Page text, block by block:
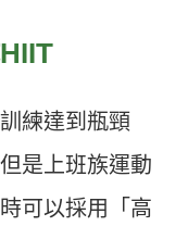
練達到瓶頸
是上班族運動
可以採用「高